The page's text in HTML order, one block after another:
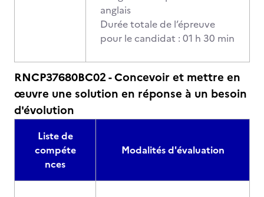
anglais
Durée totale de l’épreuve
pour le candidat : 01 h 30 min
RNCP37680BC02 - Concevoir et mettre en
œuvre une solution en réponse à un besoin
d'évolution
Liste de
compéte
nces
Modalités d'évaluation